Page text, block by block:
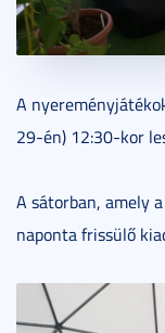
A
29-én) 12:30-kor
A sátorban, amely
naponta frissülő